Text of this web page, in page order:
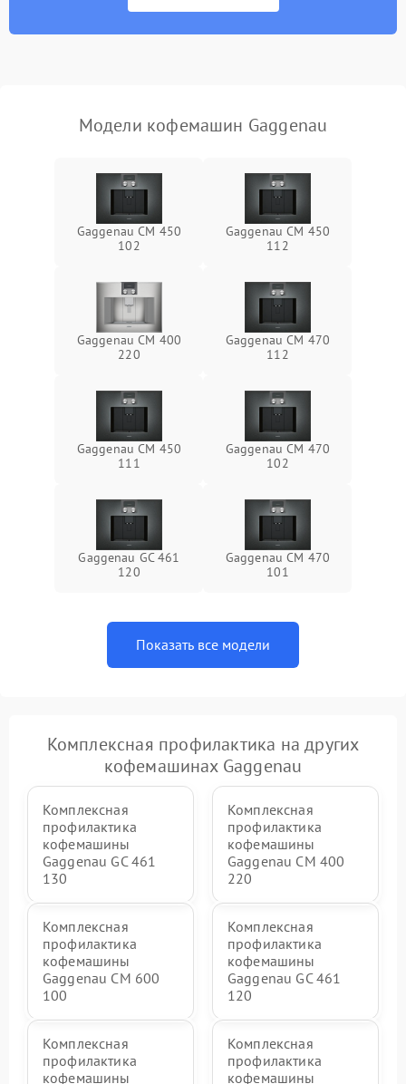
Модели кофемашин Gaggenau
Gaggenau CM 450
102
Gaggenau CM 450
112
Gaggenau CM 400
220
Gaggenau CM 470
112
Gaggenau CM 450
111
Gaggenau CM 470
102
Gaggenau GC 461
120
Gaggenau CM 470
101
Показать все модели
Комплексная профилактика на других
кофемашинах Gaggenau
Комплексная
профилактика
кофемашины
Gaggenau GC 461
130
Комплексная
профилактика
кофемашины
Gaggenau CM 400
220
Комплексная
профилактика
кофемашины
Gaggenau CM 600
100
Комплексная
профилактика
кофемашины
Gaggenau GC 461
120
Комплексная
профилактика
кофемашины
Комплексная
профилактика
кофемашины